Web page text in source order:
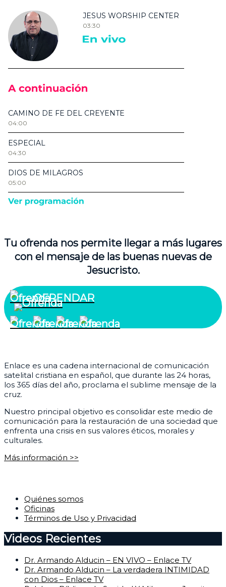
Tu ofrenda nos permite llegar a más lugares
con el mensaje de las buenas nuevas de
Jesucristo.
OFRENDAR
Enlace es una cadena internacional de comunicación
satelital cristiana en español, que durante las 24 horas,
los 365 días del año, proclama el sublime mensaje de la
cruz.
Nuestro principal objetivo es consolidar este medio de
comunicación para la restauración de una sociedad que
enfrenta una crisis en sus valores éticos, morales y
culturales.
Más información >>
Quiénes somos
Oficinas
Términos de Uso y Privacidad
Videos Recientes
Dr. Armando Alducin – EN VIVO – Enlace TV
Dr. Armando Alducin – La verdadera INTIMIDAD
con Dios – Enlace TV